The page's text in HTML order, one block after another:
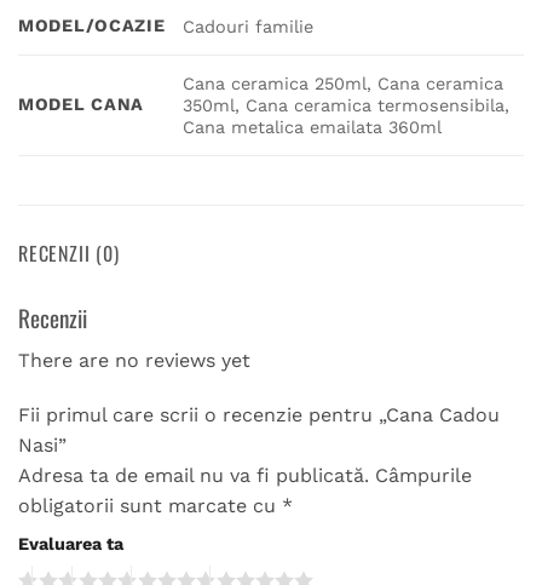
MODEL/OCAZIE Cadouri familie
MODEL CANA
Cana ceramica 250ml, Cana ceramica
350ml, Cana ceramica termosensibila,
Cana metalica emailata 360ml
RECENZII (0)
Recenzii
There are no reviews yet
Fii primul care scrii o recenzie pentru „Cana Cadou
Nasi”
Adresa ta de email nu va fi publicată. Câmpurile
obligatorii sunt marcate cu *
Evaluarea ta